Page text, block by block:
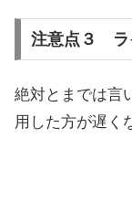
注意点３ ラ
絶対とまでは言
用した方が遅く